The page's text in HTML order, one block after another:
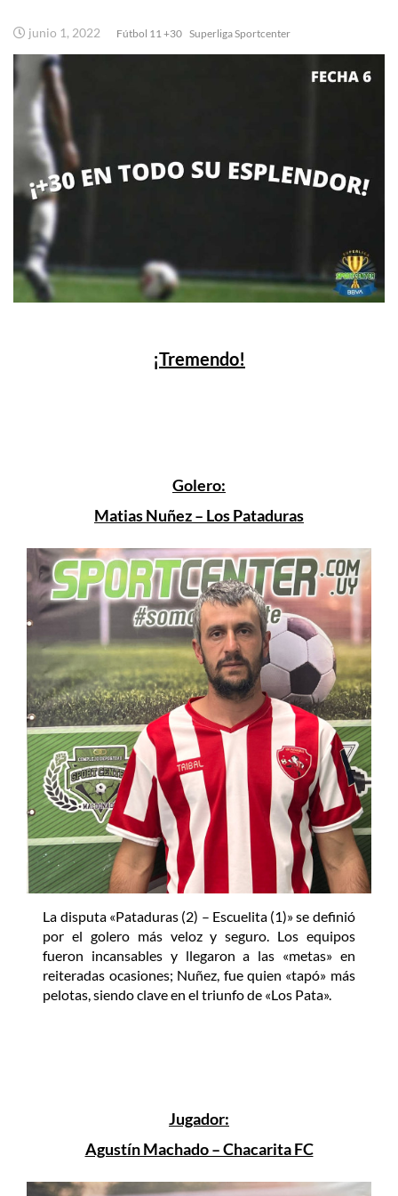
junio 1, 2022 Fútbol 11 +30 Superliga Sportcenter
¡Tremendo!
Golero:
Matias Nuñez – Los Pataduras
La disputa «Pataduras (2) – Escuelita (1)» se definió
por el golero más veloz y seguro. Los equipos
fueron incansables y llegaron a las «metas» en
reiteradas ocasiones; Nuñez, fue quien «tapó» más
pelotas, siendo clave en el triunfo de «Los Pata».
Jugador:
Agustín Machado – Chacarita FC